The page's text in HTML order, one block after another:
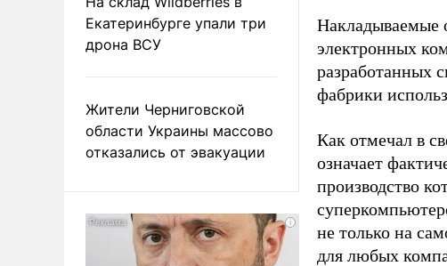
Екатеринбурге упали три
дрона ВСУ
Жители Черниговской
области Украины массово
отказались от эвакуации
Накладываемые
электронных
разработанных
фабрики
Как отмечал в
означает
производство
не только на
для любых